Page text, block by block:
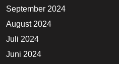
September 2024
August 2024
Juli 2024
Juni 2024